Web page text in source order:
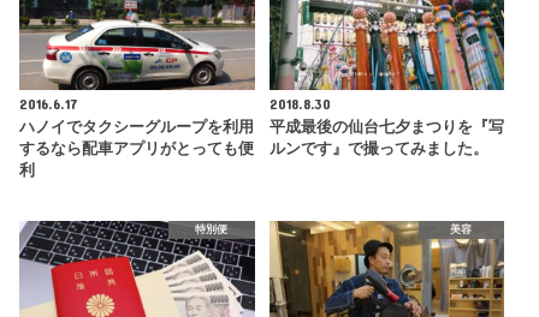
2016.6.17
ハノイでタクシーグループを利用
するなら配車アプリがとっても便
利
2018.8.30
平成最後の仙台七夕まつりを『写
ルンです』で撮ってみました。
特別便 美容